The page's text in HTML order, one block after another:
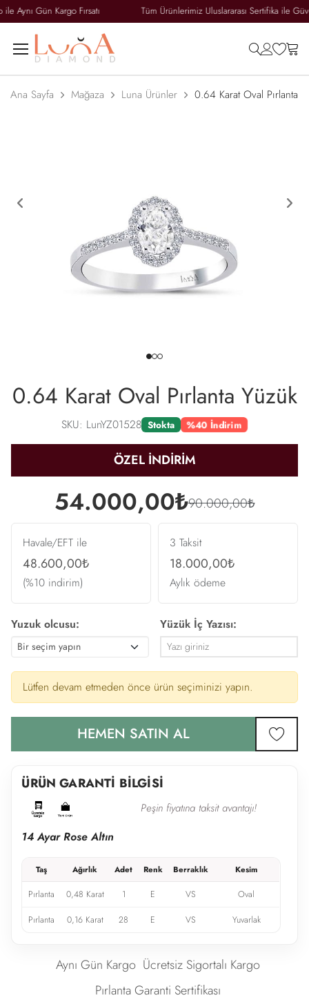
Gün Kargo Fırsatı Tüm Ürünlerimiz Uluslararası Sertifika ile
search
Ana Sayfa Mağaza Luna Ürünler 0.64 Karat Oval Pırlanta
Previous
0.64 Karat Oval Pırlanta Yüzük
SKU: LunYZ01528 Stokta %40 İndirim
ÖZEL İNDİRİM
54.000,00₺90.000,00₺
Havale/EFT ile
48.600,00₺
(%10 indirim)
3 Taksit
18.000,00₺
Aylık ödeme
Yuzuk olcusu: Yüzük İç Yazısı:
Lütfen devam etmeden önce ürün seçiminizi yapın.
HEMEN SATIN AL
ÜRÜN GARANTİ BİLGİSİ
Peşin fiyatına taksit avantajı!
14 Ayar Rose Altın
Taş Ağırlık Adet Renk Berraklık Kesim
Pırlanta 0,48 Karat 1 E VS Oval
Pırlanta 0,16 Karat 28 E VS Yuvarlak
Aynı Gün Kargo Ücretsiz Sigortalı Kargo
Pırlanta Garanti Sertifikası